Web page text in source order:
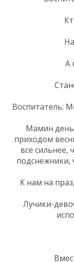
А
Воспитатель:
Мамин
приходом
все сильнее,
подснежники,
К нам на
Лучики-